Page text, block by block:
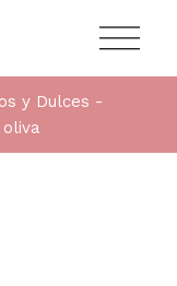
y Dulces